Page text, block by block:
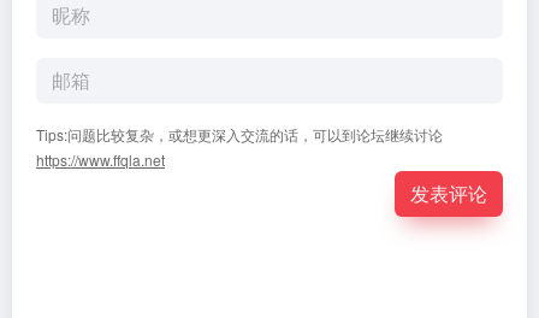
Tips:问题比较复杂，或想更深入交流的话，可以到论坛继续讨论
https://www.ffqla.net
发表评论